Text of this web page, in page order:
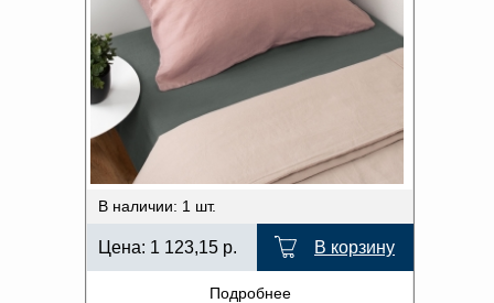
В наличии: 1 шт.
Цена: 1 123,15 р. В корзину
Подробнее